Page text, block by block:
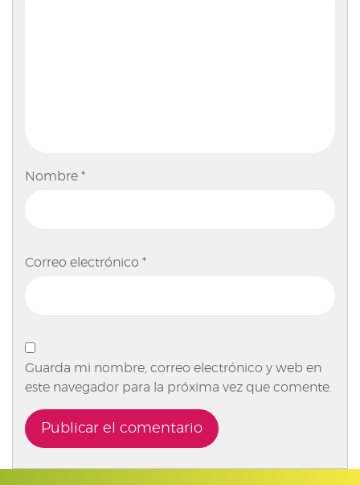
Nombre *
Correo electrónico *
Guarda mi nombre, correo electrónico y web en
este navegador para la próxima vez que comente.